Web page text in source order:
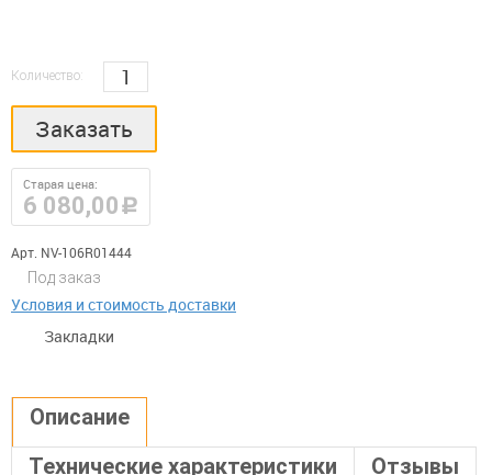
Количество:
Заказать
Старая цена:
6 080,00руб.
Арт. NV-106R01444
Под заказ
Условия и стоимость доставки
Закладки
Описание
Технические характеристики
Отзывы